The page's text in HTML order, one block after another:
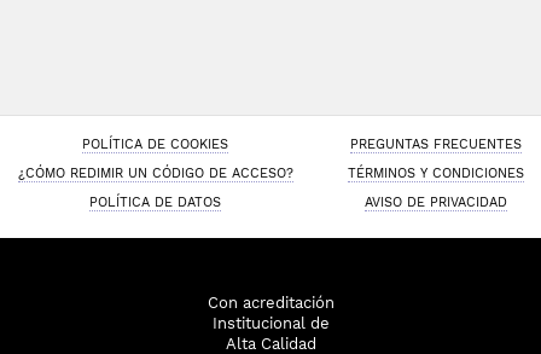
POLÍTICA DE COOKIES
PREGUNTAS FRECUENTES
¿CÓMO REDIMIR UN CÓDIGO DE ACCESO?
TÉRMINOS Y CONDICIONES
POLÍTICA DE DATOS
AVISO DE PRIVACIDAD
Con acreditación
Institucional de
Alta Calidad